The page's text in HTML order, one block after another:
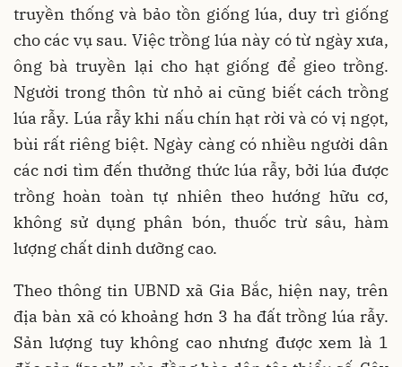
truyền thống và bảo tồn giống lúa, duy trì giống
cho các vụ sau. Việc trồng lúa này có từ ngày xưa,
ông bà truyền lại cho hạt giống để gieo trồng.
Người trong thôn từ nhỏ ai cũng biết cách trồng
lúa rẫy. Lúa rẫy khi nấu chín hạt rời và có vị ngọt,
bùi rất riêng biệt. Ngày càng có nhiều người dân
các nơi tìm đến thưởng thức lúa rẫy, bởi lúa được
trồng hoàn toàn tự nhiên theo hướng hữu cơ,
không sử dụng phân bón, thuốc trừ sâu, hàm
lượng chất dinh dưỡng cao.
Theo thông tin UBND xã Gia Bắc, hiện nay, trên
địa bàn xã có khoảng hơn 3 ha đất trồng lúa rẫy.
Sản lượng tuy không cao nhưng được xem là 1